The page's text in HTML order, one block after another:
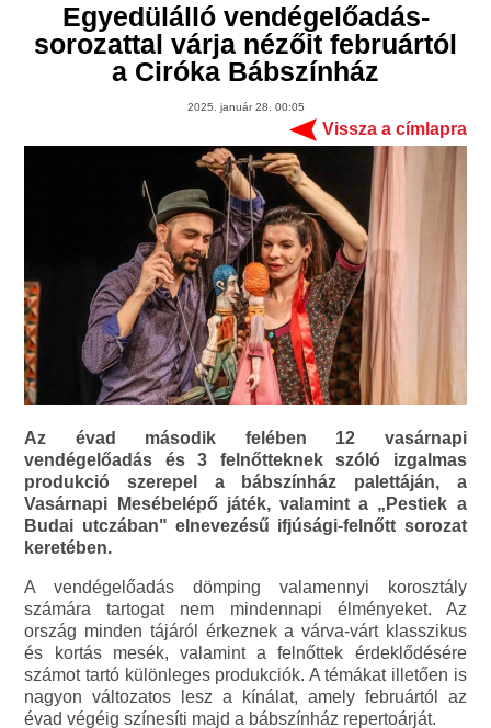
Egyedülálló vendégelőadás-
sorozattal várja nézőit februártól
a Ciróka Bábszínház
2025. január 28. 00:05
Vissza a címlapra
Az évad második felében 12 vasárnapi
vendégelőadás és 3 felnőtteknek szóló izgalmas
produkció szerepel a bábszínház palettáján, a
Vasárnapi Mesébelépő játék, valamint a „Pestiek a
Budai utczában" elnevezésű ifjúsági-felnőtt sorozat
keretében.
A vendégelőadás dömping valamennyi korosztály
számára tartogat nem mindennapi élményeket. Az
ország minden tájáról érkeznek a várva-várt klasszikus
és kortás mesék, valamint a felnőttek érdeklődésére
számot tartó különleges produkciók. A témákat illetően is
nagyon változatos lesz a kínálat, amely februártól az
évad végéig színesíti majd a bábszínház repertoárját.